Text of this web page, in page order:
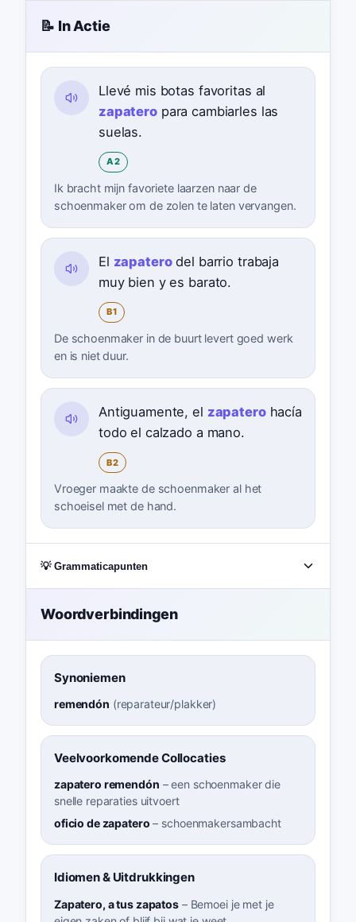
📝 In Actie
Llevé mis botas favoritas al
zapateropara cambiarles las
suelas.
A2
Ik bracht mijn favoriete laarzen naar de
schoenmaker om de zolen te laten vervangen.
El zapaterodel barrio trabaja
muy bien y es barato.
B1
De schoenmaker in de buurt levert goed werk
en is niet duur.
Antiguamente, el zapaterohacía
todo el calzado a mano.
B2
Vroeger maakte de schoenmaker al het
schoeisel met de hand.
💡 Grammaticapunten
Woordverbindingen
Synoniemen
remendón (reparateur/plakker)
Veelvoorkomende Collocaties
zapatero remendón –een schoenmaker die
snelle reparaties uitvoert
oficio de zapatero – schoenmakersambacht
Idiomen & Uitdrukkingen
Zapatero, a tus zapatos– Bemoei je met je